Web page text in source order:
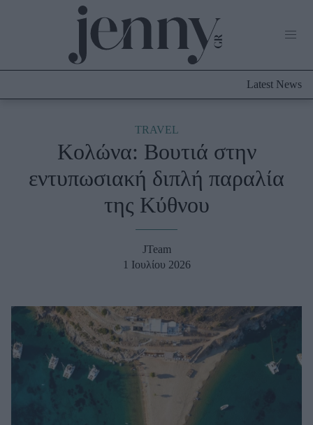
Culture
Fashion
Shopping
Μαλλιά - Νύχια
Μακιγιάζ
Beauty News
Well being
Latest News
TRAVEL
Κολώνα: Βουτιά στην
εντυπωσιακή διπλή παραλία
της Κύθνου
JTeam
1 Ιουλίου 2026